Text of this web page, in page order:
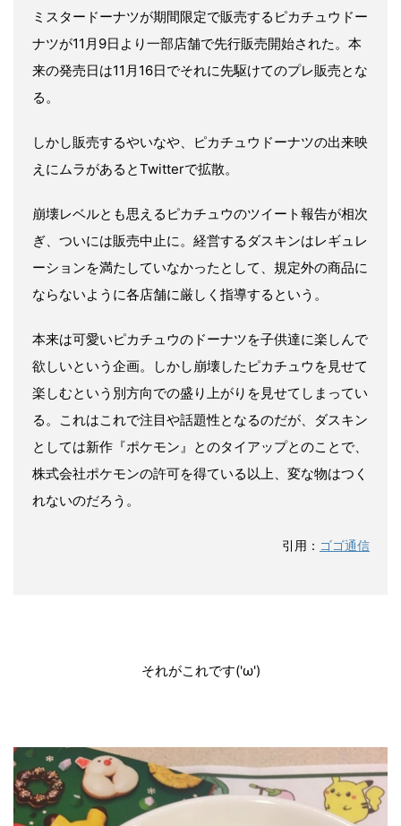
ミスタードーナツが期間限定で販売するピカチュウドー
ナツが11月9日より一部店舗で先行販売開始された。本
来の発売日は11月16日でそれに先駆けてのプレ販売とな
る。
しかし販売するやいなや、ピカチュウドーナツの出来映
えにムラがあるとTwitterで拡散。
崩壊レベルとも思えるピカチュウのツイート報告が相次
ぎ、ついには販売中止に。経営するダスキンはレギュレ
ーションを満たしていなかったとして、規定外の商品に
ならないように各店舗に厳しく指導するという。
本来は可愛いピカチュウのドーナツを子供達に楽しんで
欲しいという企画。しかし崩壊したピカチュウを見せて
楽しむという別方向での盛り上がりを見せてしまってい
る。これはこれで注目や話題性となるのだが、ダスキン
としては新作『ポケモン』とのタイアップとのことで、
株式会社ポケモンの許可を得ている以上、変な物はつく
れないのだろう。
引用： ゴゴ通信
それがこれです('ω')